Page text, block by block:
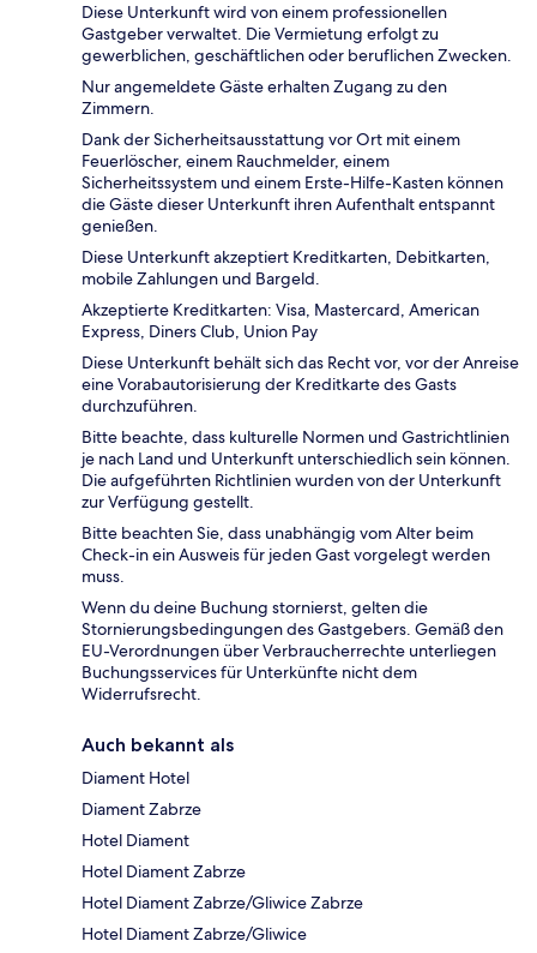
Diese Unterkunft wird von einem professionellen
Gastgeber verwaltet. Die Vermietung erfolgt zu
gewerblichen, geschäftlichen oder beruflichen Zwecken.
Nur angemeldete Gäste erhalten Zugang zu den
Zimmern.
Dank der Sicherheitsausstattung vor Ort mit einem
Feuerlöscher, einem Rauchmelder, einem
Sicherheitssystem und einem Erste-Hilfe-Kasten können
die Gäste dieser Unterkunft ihren Aufenthalt entspannt
genießen.
Diese Unterkunft akzeptiert Kreditkarten, Debitkarten,
mobile Zahlungen und Bargeld.
Akzeptierte Kreditkarten: Visa, Mastercard, American
Express, Diners Club, Union Pay
Diese Unterkunft behält sich das Recht vor, vor der Anreise
eine Vorabautorisierung der Kreditkarte des Gasts
durchzuführen.
Bitte beachte, dass kulturelle Normen und Gastrichtlinien
je nach Land und Unterkunft unterschiedlich sein können.
Die aufgeführten Richtlinien wurden von der Unterkunft
zur Verfügung gestellt.
Bitte beachten Sie, dass unabhängig vom Alter beim
Check-in ein Ausweis für jeden Gast vorgelegt werden
muss.
Wenn du deine Buchung stornierst, gelten die
Stornierungsbedingungen des Gastgebers. Gemäß den
EU-Verordnungen über Verbraucherrechte unterliegen
Buchungsservices für Unterkünfte nicht dem
Widerrufsrecht.
Auch bekannt als
Diament Hotel
Diament Zabrze
Hotel Diament
Hotel Diament Zabrze
Hotel Diament Zabrze/Gliwice Zabrze
Hotel Diament Zabrze/Gliwice